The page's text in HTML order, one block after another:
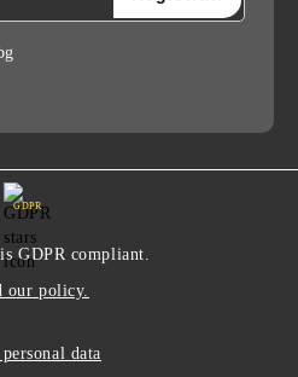
GDPR
GDPR compliant.
our policy.
data